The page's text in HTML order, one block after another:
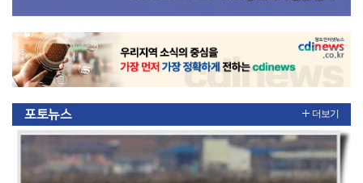
포토뉴스 더보기